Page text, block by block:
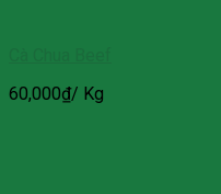
60,000₫/ Kg